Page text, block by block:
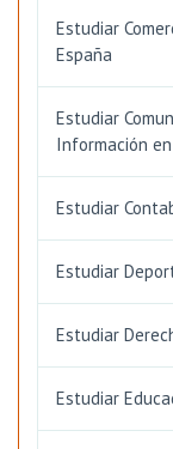
Estudiar
España
Estudiar
Información
Estudiar
Estudiar
Estudiar
Estudiar